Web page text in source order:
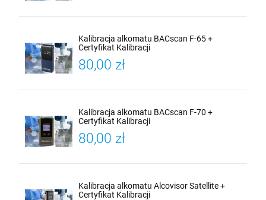
Kalibracja alkomatu BACscan F-65 +
Certyfikat Kalibracji
80,00 zł
Kalibracja alkomatu BACscan F-70 +
Certyfikat Kalibracji
80,00 zł
Kalibracja alkomatu Alcovisor Satellite +
Certyfikat Kalibracji